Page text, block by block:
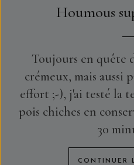
Houmous
Toujours en quête
crémeux, mais aussi
effort ;-), j'ai testé la
pois chiches en
30
CONTINUER